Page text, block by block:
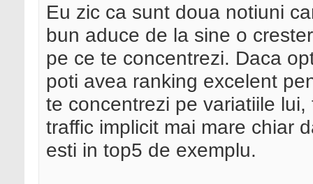
Eu zic ca sunt doua notiuni
bun aduce de la sine o
pe ce te concentrezi. Daca
poti avea ranking excelent
te concentrezi pe variatiile
traffic implicit mai mare chiar
esti in top5 de exemplu.